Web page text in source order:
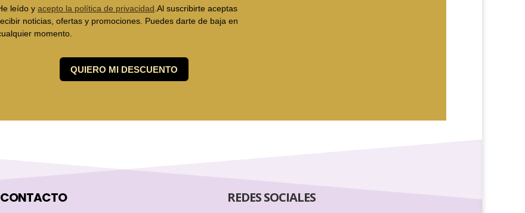
CONTACTO REDES SOCIALES